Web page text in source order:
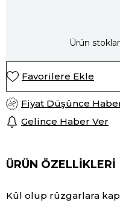
Ürün
Favorilere Ekle
Fiyat Düşünce
Gelince Haber Ver
ÜRÜN ÖZELLIKLERI
Kül olup rüzgarlara